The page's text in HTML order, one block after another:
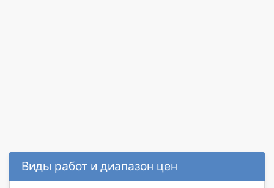
Виды работ и диапазон цен